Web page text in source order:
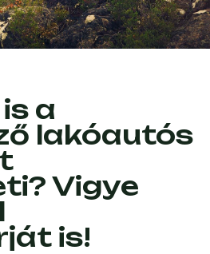
a
lakóautós
Vigye
is!